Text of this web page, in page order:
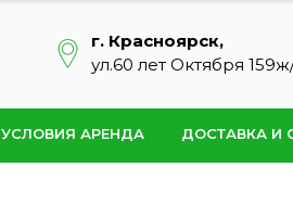
г. Красноярск,
ул.60 лет Октября
УСЛОВИЯ АРЕНДА ДОСТАВКА И